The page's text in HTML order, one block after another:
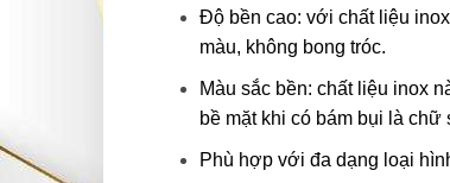
Độ bền cao: với chất liệu
màu, không bong tróc.
Màu sắc bền: chất liệu inox
bề mặt khi có bám bụi là
Phù hợp với đa dạng loại